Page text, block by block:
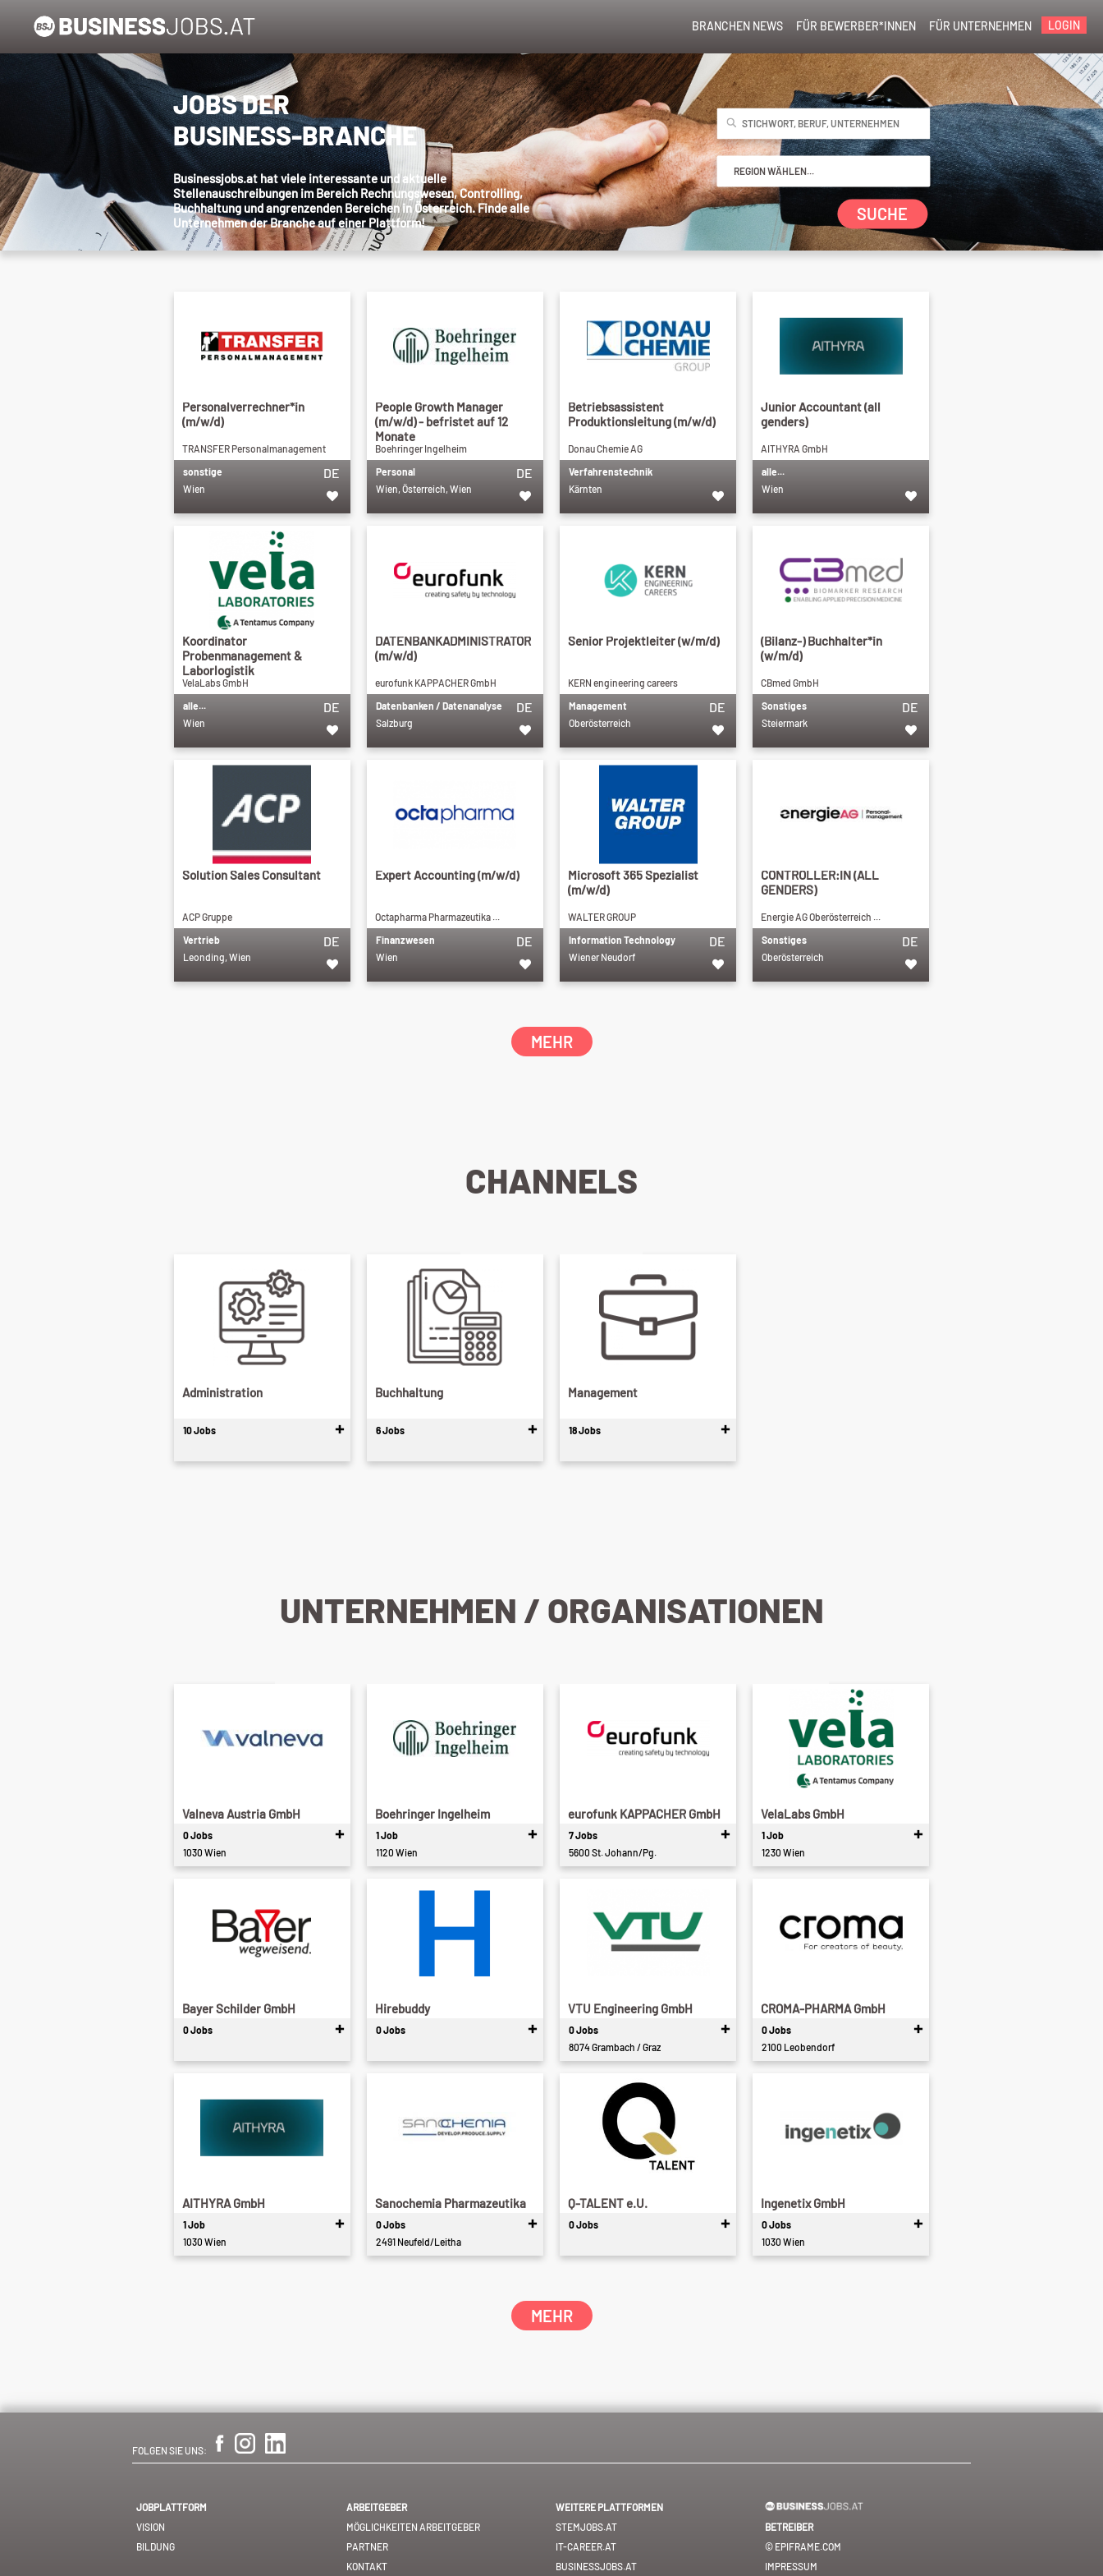
LOGIN
FÜR UNTERNEHMEN
FÜR BEWERBER*INNEN
BRANCHEN NEWS
JOBS DER
BUSINESS-BRANCHE
Businessjobs.at hat viele interessante und aktuelle
Stellenauschreibungen im Bereich Rechnungswesen, Controlling,
Buchhaltung und angrenzenden Bereichen in Österreich. Finde alle
Unternehmen der Branche auf einer Plattform!
SUCHE
Personalverrechner*in
(m/w/d)
TRANSFER Personalmanagement
sonstige
Wien
DE
People Growth Manager
(m/w/d) - befristet auf 12
Monate
Boehringer Ingelheim
Personal
Wien, Österreich, Wien
DE
Betriebsassistent
Produktionsleitung (m/w/d)
Donau Chemie AG
Verfahrenstechnik
Kärnten
Junior Accountant (all
genders)
AITHYRA GmbH
alle...
Wien
Koordinator
Probenmanagement &
Laborlogistik
VelaLabs GmbH
alle...
Wien
DE
DATENBANKADMINISTRATOR
(m/w/d)
eurofunk KAPPACHER GmbH
Datenbanken / Datenanalyse
Salzburg
DE
Senior Projektleiter (w/m/d)
KERN engineering careers
Management
Oberösterreich
DE
(Bilanz-) Buchhalter*in
(w/m/d)
CBmed GmbH
Sonstiges
Steiermark
DE
Solution Sales Consultant
ACP Gruppe
Vertrieb
Leonding, Wien
DE
Expert Accounting (m/w/d)
Octapharma Pharmazeutika ...
Finanzwesen
Wien
DE
Microsoft 365 Spezialist
(m/w/d)
WALTER GROUP
Information Technology
Wiener Neudorf
DE
CONTROLLER:IN (ALL
GENDERS)
Energie AG Oberösterreich ...
Sonstiges
Oberösterreich
DE
MEHR
CHANNELS
Administration
10 Jobs
Buchhaltung
6 Jobs
Management
18 Jobs
UNTERNEHMEN / ORGANISATIONEN
Valneva Austria GmbH
0 Jobs
1030 Wien
Boehringer Ingelheim
1 Job
1120 Wien
eurofunk KAPPACHER GmbH
7 Jobs
5600 St. Johann/Pg.
VelaLabs GmbH
1 Job
1230 Wien
Bayer Schilder GmbH
0 Jobs
Hirebuddy
0 Jobs
VTU Engineering GmbH
0 Jobs
8074 Grambach / Graz
CROMA-PHARMA GmbH
0 Jobs
2100 Leobendorf
AITHYRA GmbH
1 Job
1030 Wien
Sanochemia Pharmazeutika
...
0 Jobs
2491 Neufeld/Leitha
Q-TALENT e.U.
0 Jobs
Ingenetix GmbH
0 Jobs
1030 Wien
MEHR
FOLGEN SIE UNS:
JOBPLATTFORM
VISION
BILDUNG
ARBEITGEBER
MÖGLICHKEITEN ARBEITGEBER
PARTNER
KONTAKT
WEITERE PLATTFORMEN
STEMJOBS.AT
IT-CAREER.AT
BUSINESSJOBS.AT
BETREIBER
© EPIFRAME.COM
IMPRESSUM